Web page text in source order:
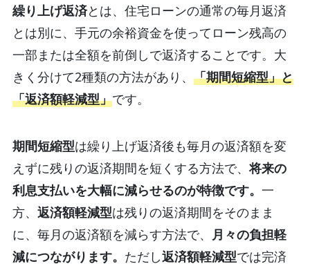
繰り上げ返済とは、住宅ローンの通常の毎月返済
とは別に、手元の余裕資金を使ってローン残高の
一部または全額を前倒しで返済することです。大
きく分けて2種類の方法があり、 「期間短縮型」と
「返済額軽減型」です。
期間短縮型は繰り上げ返済後も毎月の返済額を変
えずに残りの返済期間を短くする方法で、 将来の
利息支払いを大幅に減らせるのが特徴です。 一
方、 返済額軽減型は残りの返済期間をそのまま
に、毎月の返済額を減らす方法で、 月々の負担軽
減につながります。 ただし返済額軽減型では完済